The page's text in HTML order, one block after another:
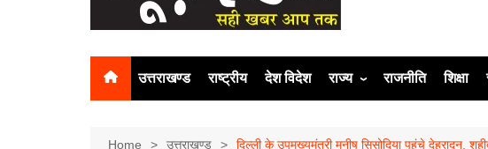
उत्तराखण्ड राष्ट्रीय देश विदेश राज्य
दिल्ली
राजनीति शिक्षा
Home उत्तराखण्ड दिल्ली के उपमुख्यमंत्री मनीष सिसोदिया पहुंचे देहरादून,